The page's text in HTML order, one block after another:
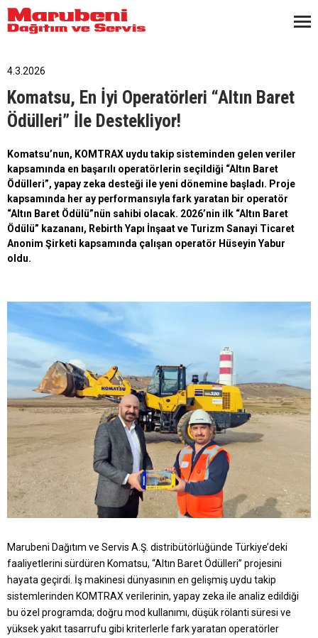
4.3.2026
Komatsu, En İyi Operatörleri “Altın Baret
Ödülleri” İle Destekliyor!
Komatsu’nun, KOMTRAX uydu takip sisteminden gelen veriler
kapsamında en başarılı operatörlerin seçildiği “Altın Baret
Ödülleri”, yapay zeka desteği ile yeni dönemine başladı. Proje
kapsamında her ay performansıyla fark yaratan bir operatör
“Altın Baret Ödülü”nün sahibi olacak. 2026’nin ilk “Altın Baret
Ödülü” kazananı, Rebirth Yapı İnşaat ve Turizm Sanayi Ticaret
Anonim Şirketi kapsamında çalışan operatör Hüseyin Yabur
oldu.
Marubeni Dağıtım ve Servis A.Ş. distribütörlüğünde Türkiye’deki
faaliyetlerini sürdüren Komatsu, “Altın Baret Ödülleri” projesini
hayata geçirdi. İş makinesi dünyasının en gelişmiş uydu takip
sistemlerinden KOMTRAX verilerinin, yapay zeka ile analiz edildiği
bu özel programda; doğru mod kullanımı, düşük rölanti süresi ve
yüksek yakıt tasarrufu gibi kriterlerle fark yaratan operatörler